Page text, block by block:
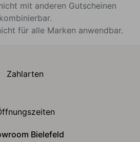
mit anderen Gutscheinen
kombinierbar.
für alle Marken anwendbar.
Zahlarten
Bielefeld